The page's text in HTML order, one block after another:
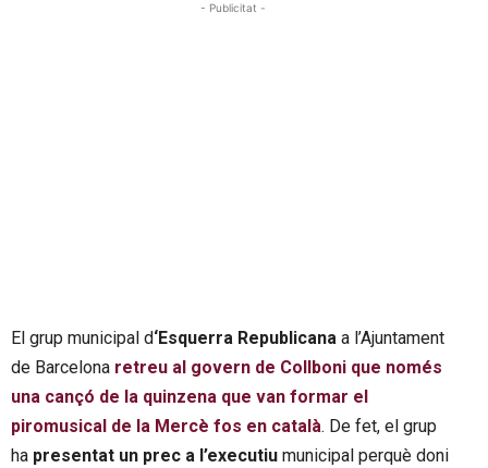
- Publicitat -
El grup municipal d‘Esquerra Republicana a l’Ajuntament
de Barcelona retreu al govern de Collboni que només
una cançó de la quinzena que van formar el
piromusical de la Mercè fos en català. De fet, el grup
ha presentat un prec a l’executiu municipal perquè doni